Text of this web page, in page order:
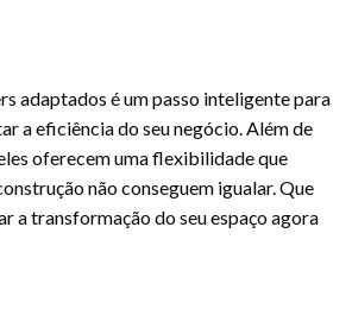
adaptados é um passo inteligente para
a eficiência do seu negócio. Além de
oferecem uma flexibilidade que
não conseguem igualar. Que
a transformação do seu espaço agora